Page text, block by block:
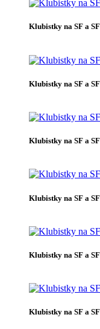
Klubistky na SF a
Klubistky na SF a
Klubistky na SF a
Klubistky na SF a
Klubistky na SF a
Klubistky na SF a